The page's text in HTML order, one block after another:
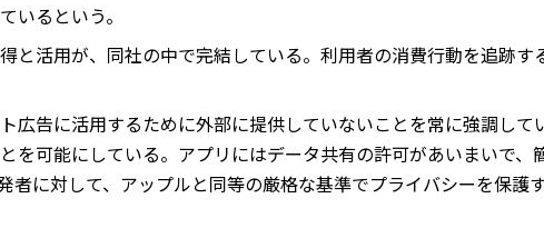
いるという。
と活用が、同社の中で完結している。利用者の消費行動を追跡
広告に活用するために外部に提供していないことを常に強調し
を可能にしている。アプリにはデータ共有の許可があいまいで
者に対して、アップルと同等の厳格な基準でプライバシーを保護